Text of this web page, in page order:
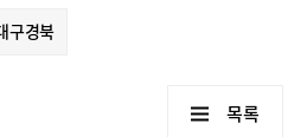
구경북
목록